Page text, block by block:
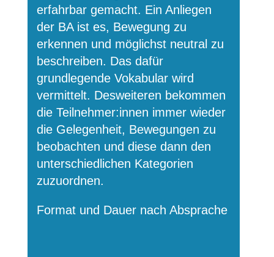
erfahrbar gemacht. Ein Anliegen
der BA ist es, Bewegung zu
erkennen und möglichst neutral zu
beschreiben. Das dafür
grundlegende Vokabular wird
vermittelt. Desweiteren bekommen
die Teilnehmer:innen immer wieder
die Gelegenheit, Bewegungen zu
beobachten und diese dann den
unterschiedlichen Kategorien
zuzuordnen.
Format und Dauer nach Absprache